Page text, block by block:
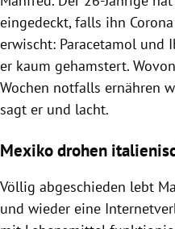
eingedeckt, falls ihn
erwischt: Paracetamol und
er kaum gehamstert.
Wochen notfalls ernähren
sagt er und lacht.
Mexiko drohen
Völlig abgeschieden lebt
und wieder eine